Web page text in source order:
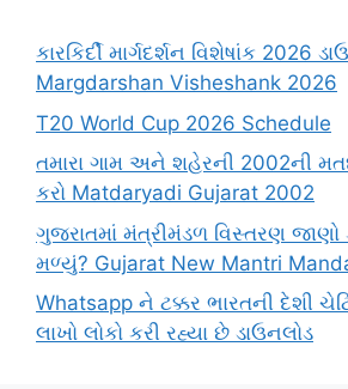
કારકિર્દી માર્ગદર્શન વિશેષાંક 2026
Margdarshan Visheshank 2026
T20 World Cup 2026 Schedule
તમારા ગામ અને શહેરની 2002ની
કરો Matdaryadi Gujarat 2002
ગુજરાતમાં મંત્રીમંડળ વિસ્તરણ
મળ્યું? Gujarat New Mantri
Whatsapp ને ટક્કર ભારતની દેશી
લાખો લોકો કરી રહ્યા છે ડાઉનલોડ